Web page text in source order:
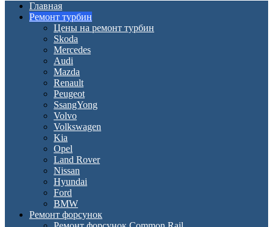
Главная
Ремонт турбин
Цены на ремонт турбин
Skoda
Mercedes
Audi
Mazda
Renault
Peugeot
SsangYong
Volvo
Volkswagen
Kia
Opel
Land Rover
Nissan
Hyundai
Ford
BMW
Ремонт форсунок